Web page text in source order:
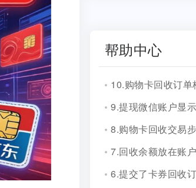
帮助中心
8.购物卡回收交易